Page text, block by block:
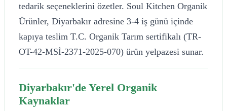
tedarik seçeneklerini özetler. Soul Kitchen Organik
Ürünler, Diyarbakır adresine 3-4 iş günü içinde
kapıya teslim T.C. Organik Tarım sertifikalı (TR-
OT-42-MSİ-2371-2025-070) ürün yelpazesi sunar.
Diyarbakır'de Yerel Organik
Kaynaklar